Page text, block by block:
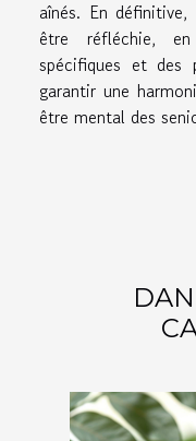
aînés. En
être réfléchie,
spécifiques et des
garantir une
être mental des